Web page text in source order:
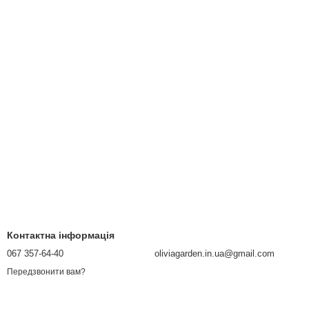
Контактна інформація
067 357-64-40
Передзвонити вам?
oliviagarden.in.ua@gmail.com